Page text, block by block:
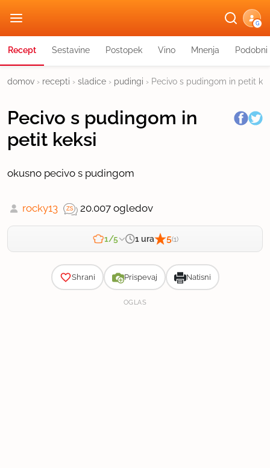
G
Recept Sestavine Postopek Vino Mnenja
domov › recepti › sladice › pudingi › Pecivo s pudingom in petit
Pecivo s pudingom in
petit keksi
okusno pecivo s pudingom
rocky13 20.007 ogledov
1/5 1 ura 5(1)
Shrani Prispevaj Natisni
OGLAS